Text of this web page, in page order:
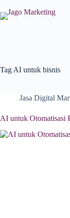
Tag AI untuk bisnis
Jasa Digital
AI untuk Otomatisasi